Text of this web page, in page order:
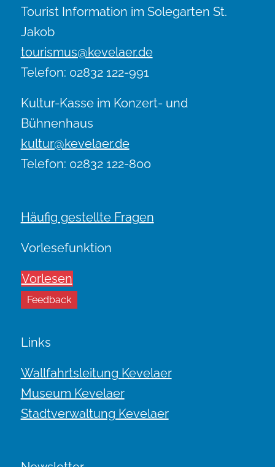
Tourist Information im Solegarten St.
Jakob
tourismus@kevelaer.de
Telefon: 02832 122-991
Kultur-Kasse im Konzert- und
Bühnenhaus
kultur@kevelaer.de
Telefon: 02832 122-800
Häufig gestellte Fragen
Vorlesefunktion
Vorlesen
Feedback
Links
Wallfahrtsleitung Kevelaer
Museum Kevelaer
Stadtverwaltung Kevelaer